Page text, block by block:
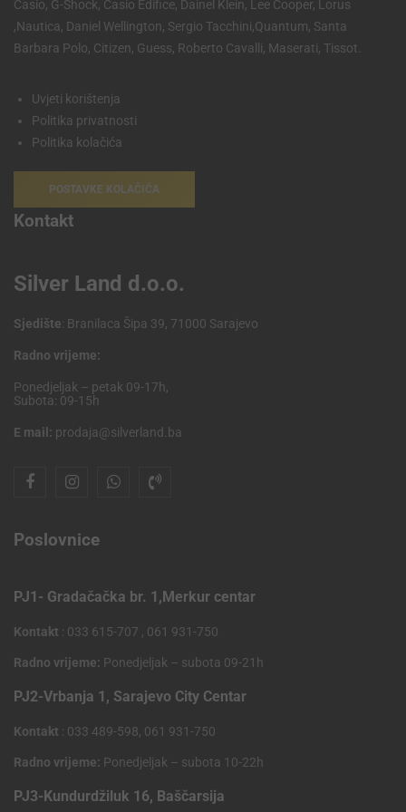
Casio, G-Shock, Casio Edifice, Dainel Klein, Lee Cooper, Lorus
,Nautica, Daniel Wellington, Sergio Tacchini,Quantum, Santa
Barbara Polo, Citizen, Guess, Roberto Cavalli, Maserati, Tissot.
Uvjeti korištenja
Politika privatnosti
Politika kolačića
POSTAVKE KOLAČIĆA
Kontakt
Silver Land d.o.o.
Sjedište: Branilaca Šipa 39, 71000 Sarajevo
Radno vrijeme:
Ponedjeljak – petak 09-17h,
Subota: 09-15h
E mail: prodaja@silverland.ba
Poslovnice
PJ1- Gradačačka br. 1,Merkur centar
Kontakt : 033 615-707 , 061 931-750
Radno vrijeme: Ponedjeljak – subota 09-21h
PJ2-Vrbanja 1, Sarajevo City Centar
Kontakt : 033 489-598, 061 931-750
Radno vrijeme: Ponedjeljak – subota 10-22h
PJ3-Kundurdžiluk 16, Baščarsija